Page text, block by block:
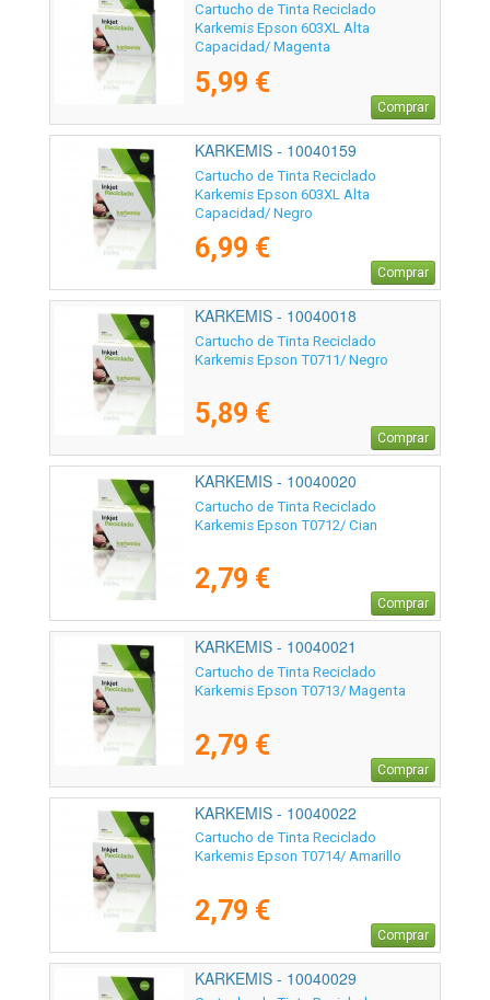
Cartucho de Tinta Reciclado
Karkemis Epson 603XL Alta
Capacidad/ Magenta
5,99 €
Comprar
KARKEMIS - 10040159
Cartucho de Tinta Reciclado
Karkemis Epson 603XL Alta
Capacidad/ Negro
6,99 €
Comprar
KARKEMIS - 10040018
Cartucho de Tinta Reciclado
Karkemis Epson T0711/ Negro
5,89 €
Comprar
KARKEMIS - 10040020
Cartucho de Tinta Reciclado
Karkemis Epson T0712/ Cian
2,79 €
Comprar
KARKEMIS - 10040021
Cartucho de Tinta Reciclado
Karkemis Epson T0713/ Magenta
2,79 €
Comprar
KARKEMIS - 10040022
Cartucho de Tinta Reciclado
Karkemis Epson T0714/ Amarillo
2,79 €
Comprar
KARKEMIS - 10040029